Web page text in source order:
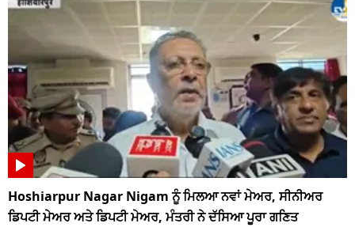
Hoshiarpur Nagar Nigam ਨੂੰ ਮਿਲਆ ਨਵਾਂ ਮੇਅਰ, ਸੀਨੀਅਰ
ਡਿਪਟੀ ਮੇਅਰ ਅਤੇ ਡਿਪਟੀ ਮੇਅਰ, ਮੰਤਰੀ ਨੇ ਦੱਸਿਆ ਪੂਰਾ ਗਣਿਤ